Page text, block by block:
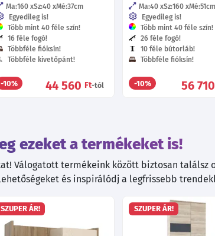
Ma:160 Sz:40 Mé:37cm
Egyedileg is!
Több mint 40 féle szín!
16 féle fogó!
Többféle fióksín!
Többféle kivetőpánt!
-10% 44 560 Ft-tól
Ma:40 Sz:160 Mé:51cm
Egyedileg is!
Több mint 40 féle szín!
26 féle fogó!
10 féle bútorláb!
Többféle fióksín!
-10% 56 710
ezeket a termékeket is!
Válogatott termékeink között biztosan
és inspirálódj a legfrissebb
SZUPER ÁR! SZUPER ÁR!